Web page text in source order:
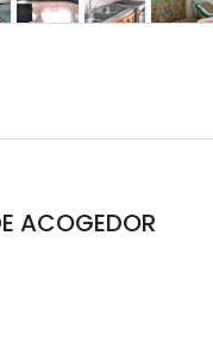
ACOGEDOR